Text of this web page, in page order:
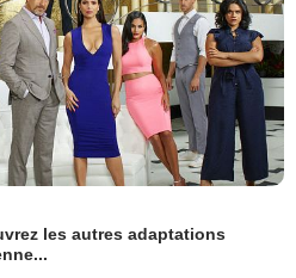
les autres adaptations